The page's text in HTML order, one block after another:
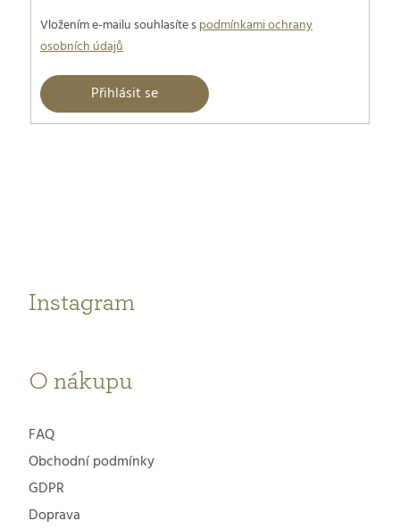
Vložením e-mailu souhlasíte spodmínkami ochrany
osobních údajů
Přihlásit se
Instagram
O nákupu
FAQ
Obchodní podmínky
GDPR
Doprava